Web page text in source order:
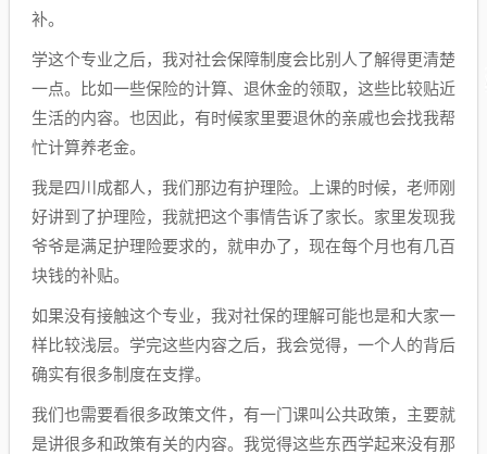
补。
学这个专业之后，我对社会保障制度会比别人了解得更清楚
一点。比如一些保险的计算、退休金的领取，这些比较贴近
生活的内容。也因此，有时候家里要退休的亲戚也会找我帮
忙计算养老金。
我是四川成都人，我们那边有护理险。上课的时候，老师刚
好讲到了护理险，我就把这个事情告诉了家长。家里发现我
爷爷是满足护理险要求的，就申办了，现在每个月也有几百
块钱的补贴。
如果没有接触这个专业，我对社保的理解可能也是和大家一
样比较浅层。学完这些内容之后，我会觉得，一个人的背后
确实有很多制度在支撑。
我们也需要看很多政策文件，有一门课叫公共政策，主要就
是讲很多和政策有关的内容。我觉得这些东西学起来没有那